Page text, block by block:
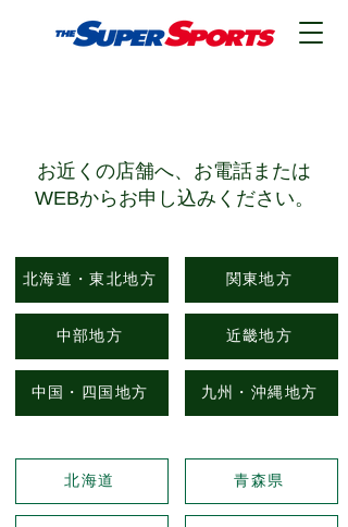
​お近くの店舗へ、お電話または
WEBからお申し込みください。
北海道・東北地方
中部地方
中国・四国地方
関東地方
近畿地方
九州・沖縄地方
北海道 青森県